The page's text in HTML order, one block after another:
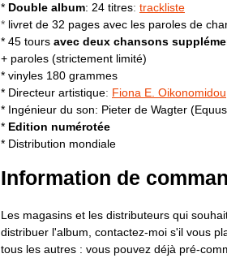
* Double album: 24 titres: trackliste
* livret de 32 pages avec les paroles de
* 45 tours avec deux chansons
+ paroles (strictement limité)
* vinyles 180 grammes
* Directeur artistique: Fiona E. Oikonomidou
* Ingénieur du son: Pieter de Wagter
* Edition numérotée
* Distribution mondiale
Information de
Les magasins et les distributeurs qui
distribuer l'album, contactez-moi s'il vous
tous les autres : vous pouvez déjà pré-